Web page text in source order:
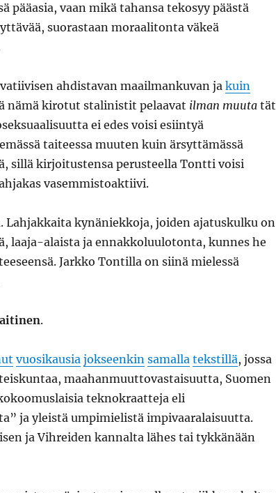
pääasia, vaan mikä tahansa tekosyy päästä
suorastaan moraalitonta väkeä
ahdistavan maailmankuvan ja kuin
nämä kirotut stalinistit pelaavat ilman muuta
ei edes voisi esiintyä
taiteessa muuten kuin ärsyttämässä
sillä kirjoitustensa perusteella Tontti voisi
vasemmistoaktiivi.
Lahjakkaita kynäniekkoja, joiden ajatuskulku on
laaja-alaista ja ennakkoluulotonta, kunnes he
Jarkko Tontilla on siinä mielessä
.
vuosikausia jokseenkin samalla tekstillä, jossa
maahanmuuttovastaisuutta, Suomen
teknokraatteja eli
ja yleistä umpimielistä impivaaralaisuutta.
ja Vihreiden kannalta lähes tai tykkänään